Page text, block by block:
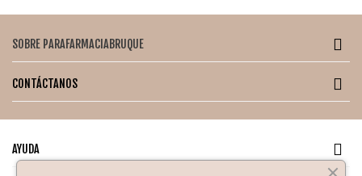
SOBRE PARAFARMACIABRUQUE
CONTÁCTANOS
AYUDA